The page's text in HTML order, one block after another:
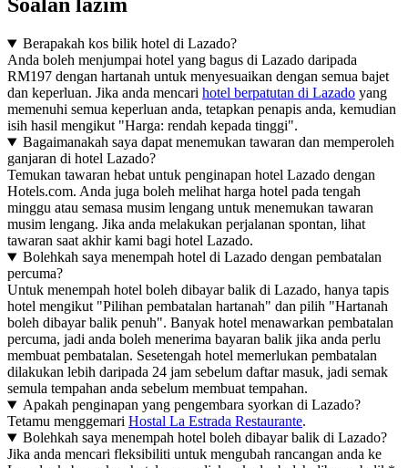
Soalan lazim
Berapakah kos bilik hotel di Lazado?
Anda boleh menjumpai hotel yang bagus di Lazado daripada
RM197 dengan hartanah untuk menyesuaikan dengan semua bajet
dan keperluan. Jika anda mencari hotel berpatutan di Lazado yang
memenuhi semua keperluan anda, tetapkan penapis anda, kemudian
isih hasil mengikut "Harga: rendah kepada tinggi".
Bagaimanakah saya dapat menemukan tawaran dan memperoleh
ganjaran di hotel Lazado?
Temukan tawaran hebat untuk penginapan hotel Lazado dengan
Hotels.com. Anda juga boleh melihat harga hotel pada tengah
minggu atau semasa musim lengang untuk menemukan tawaran
musim lengang. Jika anda melakukan perjalanan spontan, lihat
tawaran saat akhir kami bagi hotel Lazado.
Bolehkah saya menempah hotel di Lazado dengan pembatalan
percuma?
Untuk menempah hotel boleh dibayar balik di Lazado, hanya tapis
hotel mengikut "Pilihan pembatalan hartanah" dan pilih "Hartanah
boleh dibayar balik penuh". Banyak hotel menawarkan pembatalan
percuma, jadi anda boleh menerima bayaran balik jika anda perlu
membuat pembatalan. Sesetengah hotel memerlukan pembatalan
dilakukan lebih daripada 24 jam sebelum daftar masuk, jadi semak
semula tempahan anda sebelum membuat tempahan.
Apakah penginapan yang pengembara syorkan di Lazado?
Tetamu menggemari Hostal La Estrada Restaurante.
Bolehkah saya menempah hotel boleh dibayar balik di Lazado?
Jika anda mencari fleksibiliti untuk mengubah rancangan anda ke